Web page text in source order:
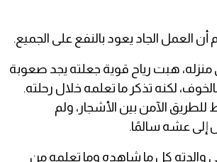
العمل الجاد يعود بالنفع على الجميع.
منزله، هبت رياح قوية جعلته يجد صعوبة
لكنه تذكر ما تعلمه خلال رحلته.
للطريق الآمن بين الأشجار، ولم
عشه سالمًا.
والدته كل ما شاهده وما تعلمه من